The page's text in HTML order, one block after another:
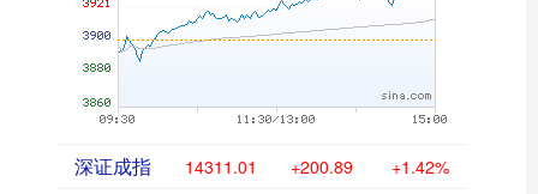
深证成指 14311.01 +200.89 +1.42%